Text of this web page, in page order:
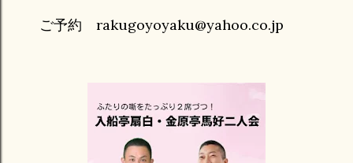
ご予約 rakugoyoyaku@yahoo.co.jp